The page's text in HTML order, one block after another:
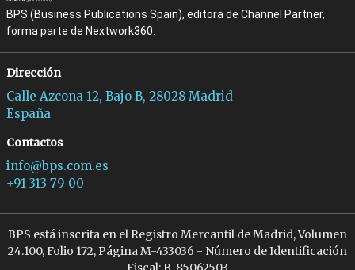
BPS (Business Publications Spain), editora de Channel Partner,
forma parte de Nextwork360.
Dirección
Calle Azcona 12, Bajo B, 28028 Madrid
España
Contactos
info@bps.com.es
+91 313 79 00
BPS está inscrita en el Registro Mercantil de Madrid, Volumen
24.100, Folio 172, Página M-433036 - Número de Identificación